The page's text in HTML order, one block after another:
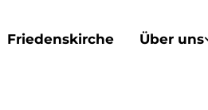
Friedenskirche Über uns